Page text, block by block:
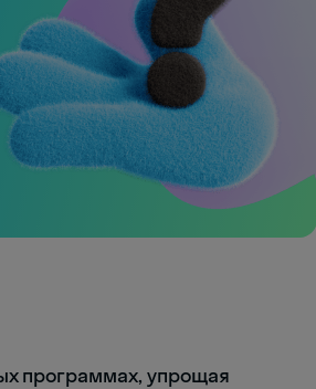
программах, упрощая